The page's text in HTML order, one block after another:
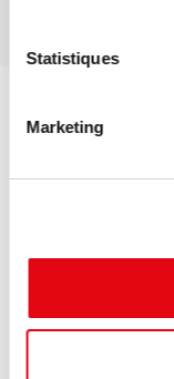
Statistiques
Marketing